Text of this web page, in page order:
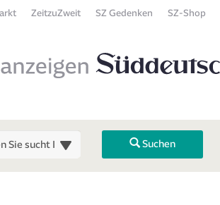
ZeitzuZweit SZ Gedenken SZ-Shop
Suchen